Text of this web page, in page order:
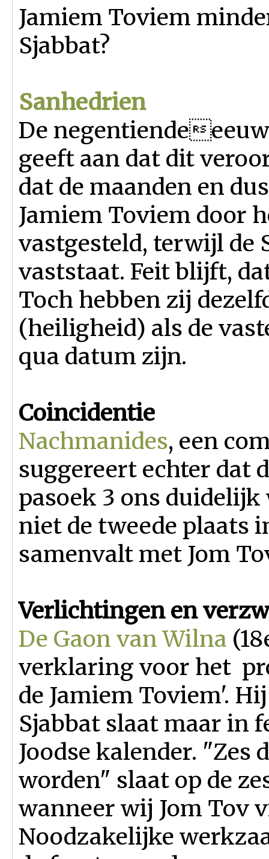
Jamiem Toviem
Sjabbat?
Sanhedrien
De negentiende
geeft aan dat dit
dat de maanden en
Jamiem Toviem door
vastgesteld, terwijl de
vaststaat. Feit blijft,
Toch hebben zij
(heiligheid) als de
qua datum zijn.
Coincidentie
Nachmanides, een
suggereert echter dat
pasoek 3 ons
niet de tweede plaats
samenvalt met Jom
Verlichtingen en
De Gaon van Wilna
verklaring voor het
de Jamiem Toviem'.
Sjabbat slaat maar in
Joodse kalender.
worden" slaat op de
wanneer wij Jom Tov
Noodzakelijke